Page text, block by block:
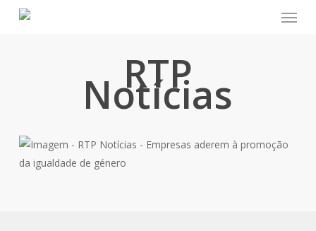
Menu
RTP
Notícias